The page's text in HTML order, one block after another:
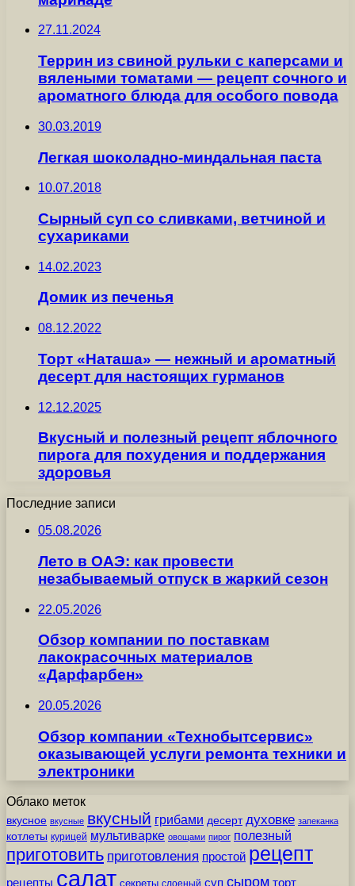
27.11.2024
Террин из свиной рульки с каперсами и
вялеными томатами — рецепт сочного и
ароматного блюда для особого повода
30.03.2019
Легкая шоколадно-миндальная паста
10.07.2018
Сырный суп со сливками, ветчиной и
сухариками
14.02.2023
Домик из печенья
08.12.2022
Торт «Наташа» — нежный и ароматный
десерт для настоящих гурманов
12.12.2025
Вкусный и полезный рецепт яблочного
пирога для похудения и поддержания
здоровья
Последние записи
05.08.2026
Лето в ОАЭ: как провести
незабываемый отпуск в жаркий сезон
22.05.2026
Обзор компании по поставкам
лакокрасочных материалов
«Дарфарбен»
20.05.2026
Обзор компании «Технобытсервис»
оказывающей услуги ремонта техники и
электроники
Облако меток
вкусное вкусные вкусный грибами десерт духовке запеканка
котлеты курицей мультиварке овощами пирог полезный
приготовить приготовления простой рецепт
рецепты салат секреты суп сыром торт